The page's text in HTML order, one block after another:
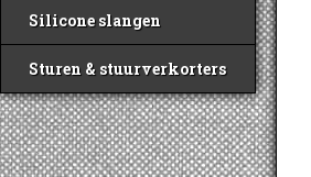
Silicone slangen
Sturen & stuurverkorters